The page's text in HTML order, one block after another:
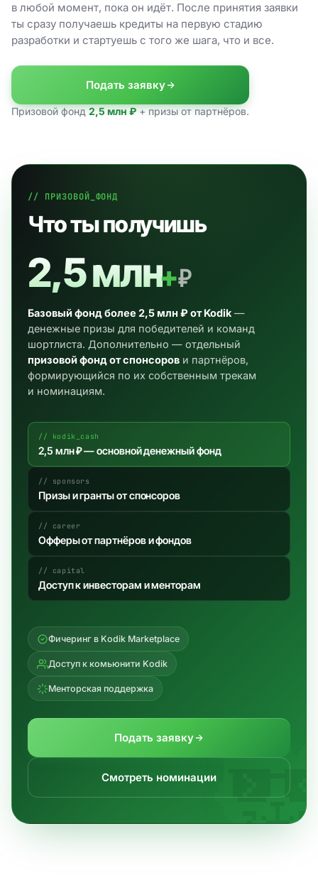
в любой момент, пока он идёт. После принятия заявки
ты сразу получаешь кредиты на первую стадию
разработки и стартуешь с того же шага, что и все.
Подать заявку
Призовой фонд2,5 млн ₽+ призы от партнёров.
// ПРИЗОВОЙ_ФОНД
Что ты получишь
2,5 млн+₽
Базовый фонд более 2,5 млн ₽ от Kodik —
денежные призы для победителей и команд
шортлиста. Дополнительно — отдельный
призовой фонд от спонсоров и партнёров,
формирующийся по их собственным трекам
и номинациям.
// kodik_cash
2,5 млн ₽ — основной денежный фонд
// sponsors
Призы и гранты от спонсоров
// career
Офферы от партнёров и фондов
// capital
Доступ к инвесторам и менторам
Фичеринг в Kodik Marketplace
Доступ к комьюнити Kodik
Менторская поддержка
Подать заявку
Смотреть номинации